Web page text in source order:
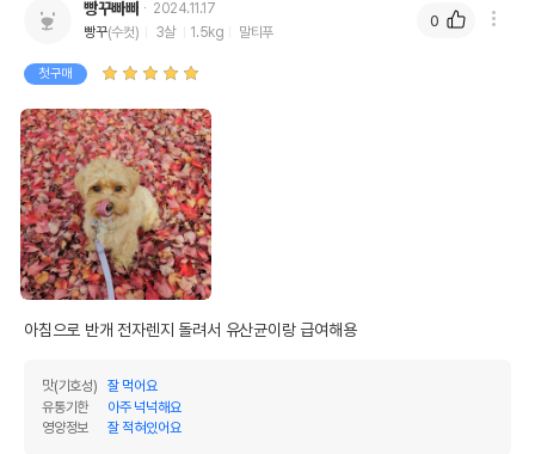
빵꾸빠빠
2024.11.17
빵꾸(수컷) 3살 1.5kg 말티푸
첫구매
아침으로 반개 전자렌지 돌려서 유산균이랑 급여해용
맛(기호성)
잘 먹어요
유통기한
아주 넉넉해요
영양정보
잘 적혀있어요
0